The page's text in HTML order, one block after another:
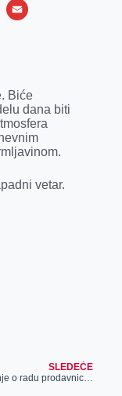
X
E
l
Biće
dana biti
vetar.
SLEDEĆE
Obaveštenje o radu prodavnice pogrebne opreme u nedelju